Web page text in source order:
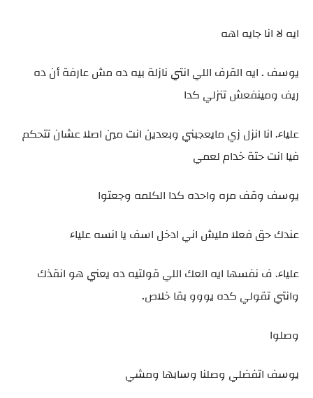
ايه لا انا جايه اهه
يوسف . ايه القرف اللي انتي نازلة بيه ده مش عارفة أن ده
ريف ومينفعش تنزلي كدا
علياء. انا انزل زي مايعجبني وبعدين انت مين اصلا عشان تتحكم
فيا انت حتة خدام لعمي
يوسف وقف مره واحده كدا الكلمه وجعتوا
عندك حق فعلا مليش اني ادخل اسف يا انسه علياء
علياء. ف نفسها ايه العك اللي قولتيه ده يعني هو انقذك
وانتي تقولي كده يووو بقا خلاص.
وصلوا
يوسف اتفضلي وصلنا وسابها ومشي